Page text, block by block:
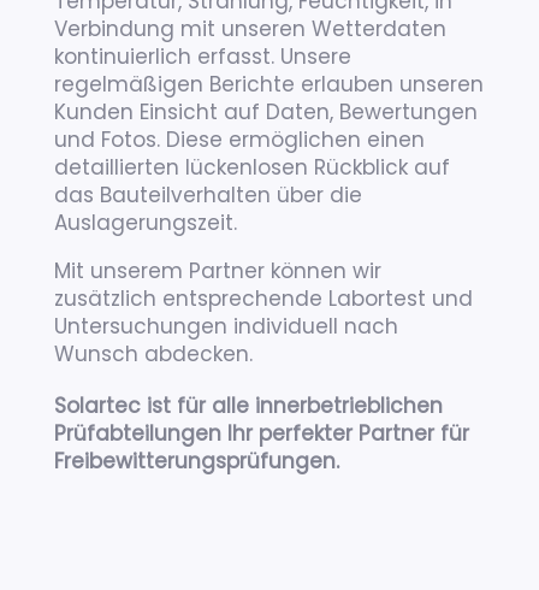
Verbindung mit unseren Wetterdaten
kontinuierlich erfasst. Unsere
regelmäßigen Berichte erlauben unseren
Kunden Einsicht auf Daten, Bewertungen
und Fotos. Diese ermöglichen einen
detaillierten lückenlosen Rückblick auf
das Bauteilverhalten über die
Auslagerungszeit.
Mit unserem Partner können wir
zusätzlich entsprechende Labortest und
Untersuchungen individuell nach
Wunsch abdecken.
Solartec ist für alle innerbetrieblichen
Prüfabteilungen Ihr perfekter Partner für
Freibewitterungsprüfungen.